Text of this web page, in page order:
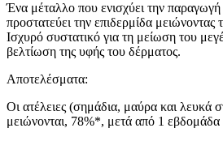
Ένα μέταλλο που ενισχύει την
προστατεύει την επιδερμίδα
Ισχυρό συστατικό για τη μείωση του
βελτίωση της υφής του δέρματος.
Αποτελέσματα:
Οι ατέλειες (σημάδια, μαύρα και λευκά
μειώνονται, 78%*, μετά από 1